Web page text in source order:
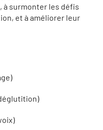
surmonter les défis
et à améliorer leur